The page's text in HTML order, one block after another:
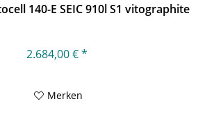
140-E SEIC 910l S1 vitographite
2.684,00 € *
Merken